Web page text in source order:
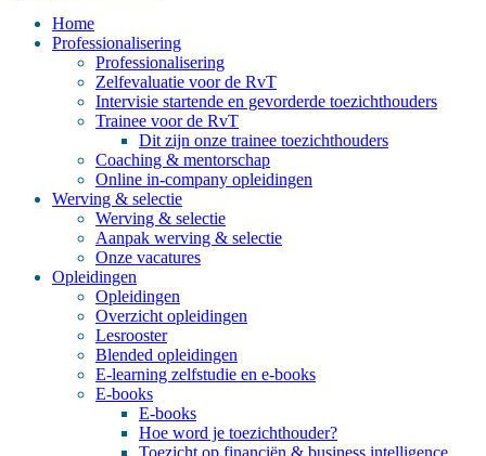
Home
Professionalisering
Professionalisering
Zelfevaluatie voor de RvT
Intervisie startende en gevorderde toezichthouders
Trainee voor de RvT
Dit zijn onze trainee toezichthouders
Coaching & mentorschap
Online in-company opleidingen
Werving & selectie
Werving & selectie
Aanpak werving & selectie
Onze vacatures
Opleidingen
Opleidingen
Overzicht opleidingen
Lesrooster
Blended opleidingen
E-learning zelfstudie en e-books
E-books
E-books
Hoe word je toezichthouder?